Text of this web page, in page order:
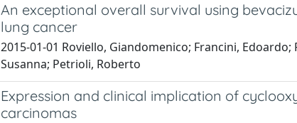
An exceptional overall survival using
lung cancer
2015-01-01 Roviello, Giandomenico; Francini,
Susanna; Petrioli, Roberto
Expression and clinical implication of
carcinomas